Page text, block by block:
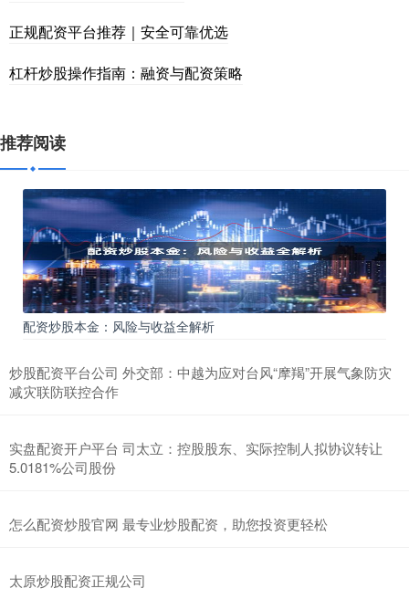
正规配资平台推荐｜安全可靠优选
杠杆炒股操作指南：融资与配资策略
推荐阅读
配资炒股本金：风险与收益全解析
炒股配资平台公司 外交部：中越为应对台风“摩羯”开展气象防灾
减灾联防联控合作
实盘配资开户平台 司太立：控股股东、实际控制人拟协议转让
5.0181%公司股份
怎么配资炒股官网 最专业炒股配资，助您投资更轻松
太原炒股配资正规公司